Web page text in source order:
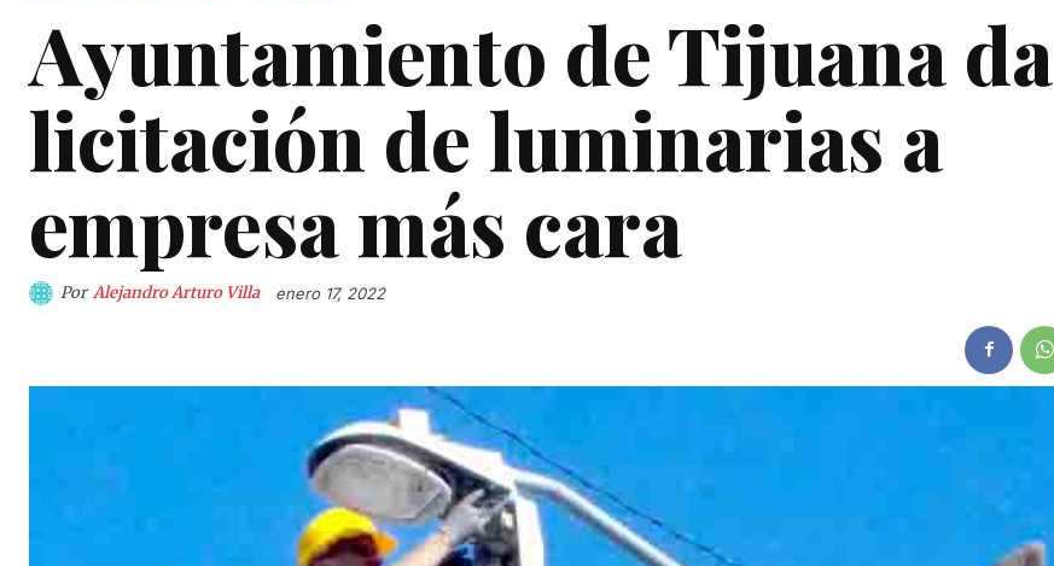
Ayuntamiento de Tijuana da
licitación de luminarias a
empresa más cara
Por Alejandro Arturo Villa enero 17, 2022